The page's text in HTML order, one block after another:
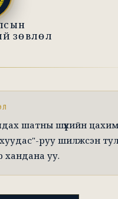
ЗӨВЛӨЛ
шатны шүүхийн цахим
руу шилжсэн
хандана уу.